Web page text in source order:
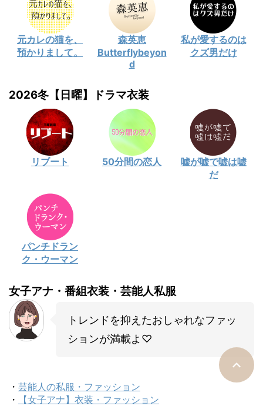
元カレの猫を、
預かりまして。
森英恵
Butterflybeyon
d
私が愛するのは
クズ男だけ
2026冬【日曜】ドラマ衣装
リブート 50分間の恋人
嘘が嘘で嘘は嘘
だ
パンチドラン
ク・ウーマン
女子アナ・番組衣装・芸能人私服
トレンドを抑えたおしゃれなファッ
ションが満載よ♡
・ 芸能人の私服・ファッション
・
【女子アナ】衣装・ファッション